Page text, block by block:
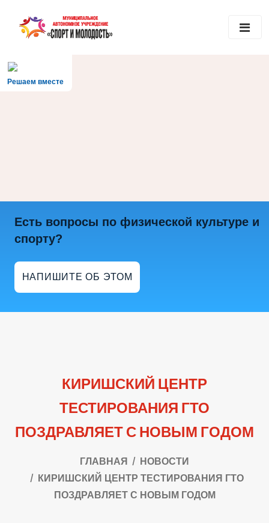
Решаем вместе
Есть вопросы по физической культуре и
спорту?
НАПИШИТЕ ОБ ЭТОМ
КИРИШСКИЙ ЦЕНТР
ТЕСТИРОВАНИЯ ГТО
ПОЗДРАВЛЯЕТ С НОВЫМ ГОДОМ
ГЛАВНАЯ
НОВОСТИ
КИРИШСКИЙ ЦЕНТР ТЕСТИРОВАНИЯ ГТО
ПОЗДРАВЛЯЕТ С НОВЫМ ГОДОМ